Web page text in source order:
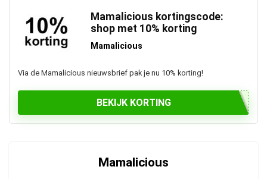
Mamalicious kortingscode:
shop met 10% korting
Mamalicious
Via de Mamalicious nieuwsbrief pak je nu 10% korting!
BEKIJK KORTING
Mamalicious